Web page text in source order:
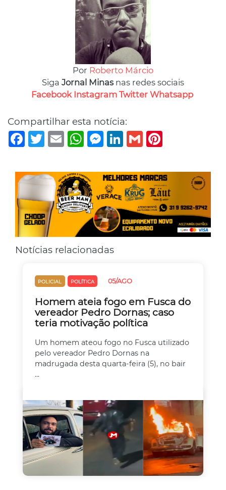
Por Roberto Márcio
Siga Jornal Minasnas redes sociais
Facebook Instagram Twitter Whatsapp
Compartilhar esta notícia:
Facebook
TwitterEmail WhatsAppMessenger
LinkedIn
Gmail
Notícias relacionadas
POLICIAL POLÍTICA 05/AGO
Homem ateia fogo em Fusca do
vereador Pedro Dornas; caso
teria motivação política
Um homem ateou fogo no Fusca utilizado
pelo vereador Pedro Dornas na
madrugada desta quarta-feira (5), no bair
...